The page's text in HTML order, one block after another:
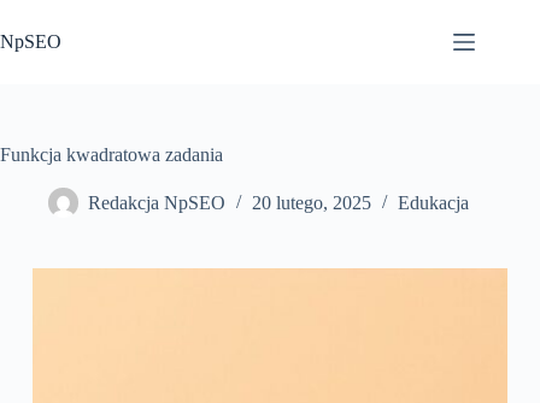
do
treści
NpSEO
Funkcja kwadratowa zadania
Redakcja NpSEO 20 lutego, 2025 Edukacja